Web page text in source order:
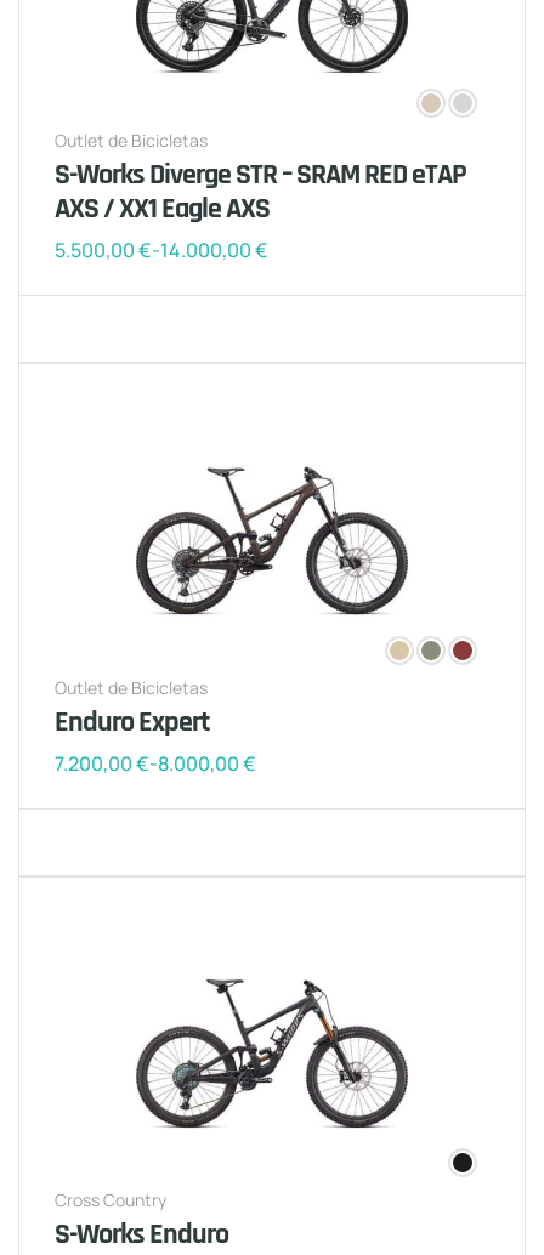
Outlet de Bicicletas
S-Works Diverge STR – SRAM RED eTAP
AXS / XX1 Eagle AXS
5.500,00€-14.000,00€
Outlet de Bicicletas
Enduro Expert
7.200,00€-8.000,00€
Cross Country
S-Works Enduro